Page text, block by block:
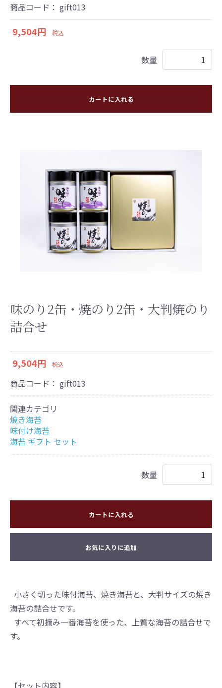
商品コード： gift013
9,504円 税込
数量
カートに入れる
味のり2缶・焼のり2缶・大判焼のり
詰合せ
9,504円 税込
商品コード： gift013
関連カテゴリ
焼き海苔
味付け海苔
海苔 ギフト セット
数量
カートに入れる
お気に入りに追加
小さく切った味付海苔、焼き海苔と、大判サイズの焼き
海苔の詰合せです。
すべて初摘み一番海苔を使った、上質な海苔の詰合せで
す。
【セット内容】